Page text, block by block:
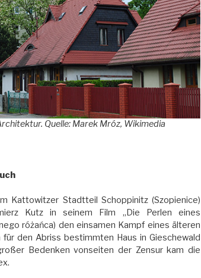
Quelle: Marek Mróz, Wikimedia
Kattowitzer Stadtteil Schoppinitz (Szopienice)
Kutz in seinem Film „Die Perlen eines
różańca) den einsamen Kampf eines älteren
für den Abriss bestimmten Haus in Gieschewald
Bedenken vonseiten der Zensur kam die